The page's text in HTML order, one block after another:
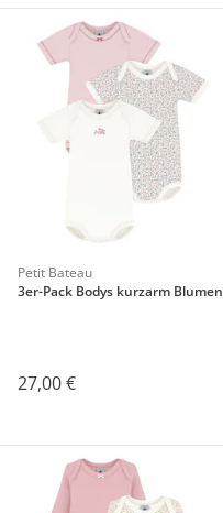
Petit Bateau
3er-Pack Bodys kurzarm Blumen
27,00 €